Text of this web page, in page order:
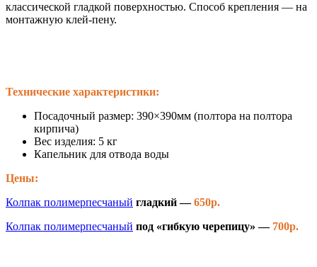
классической гладкой поверхностью. Способ крепления — на
монтажную клей-пену.
Технические характеристики:
Посадочный размер: 390×390мм (полтора на полтора
кирпича)
Вес изделия: 5 кг
Капельник для отвода воды
Цены:
Колпак полимерпесчаный гладкий —650р.
Колпак полимерпесчаный под «гибкую черепицу» —700р.